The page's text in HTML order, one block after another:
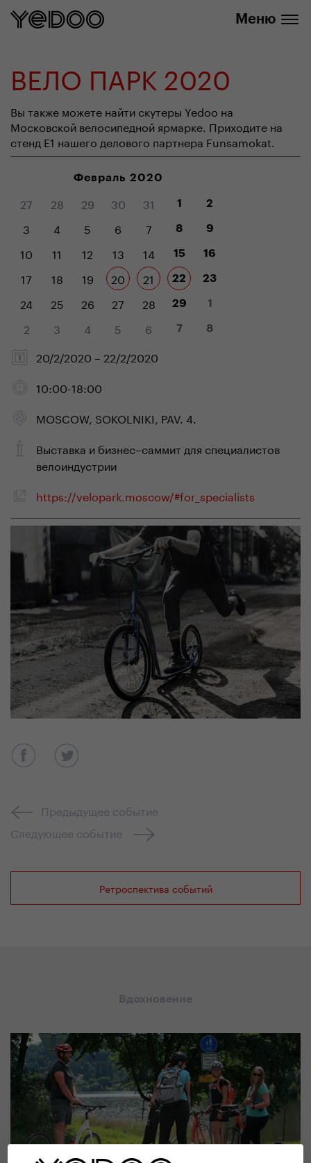
Меню
ВЕЛО ПАРК 2020
Вы также можете найти скутеры Yedoo на
Московской велосипедной ярмарке. Приходите на
стенд E1 нашего делового партнера Funsamokat.
Февраль 2020
27 28 29 30 31 1 2
3 4 5 6 7 8 9
10 11 12 13 14 15 16
17 18 19 20 21 22 23
24 25 26 27 28 29 1
2 3 4 5 6 7 8
20/2/2020 – 22/2/2020
10:00-18:00
MOSCOW, SOKOLNIKI, PAV. 4.
Выставка и бизнес–саммит для специалистов
велоиндустрии
https://velopark.moscow/#for_specialists
Предыдущее событие
Следующее событие
Ретроспектива событий
Вдохновение